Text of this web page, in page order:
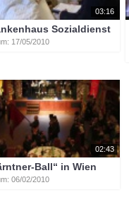
03:16
Sozialdienst
17/05/2010
02:43
Ball“ in Wien
06/02/2010